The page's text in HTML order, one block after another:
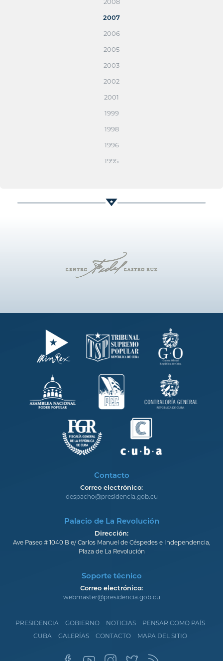
2007
2006
2005
2003
2002
2001
1999
1998
1996
1995
Contacto
Correo electrónico:
despacho@presidencia.gob.cu
Palacio de La Revolución
Dirección:
Ave Paseo # 1040 B e/ Carlos Manuel de Céspedes e Independencia,
Plaza de La Revolución
Soporte técnico
Correo electrónico:
webmaster@presidencia.gob.cu
PRESIDENCIA GOBIERNO NOTICIAS
PENSAR COMO PAÍS
CUBA
GALERÍAS CONTACTO MAPA DEL SITIO